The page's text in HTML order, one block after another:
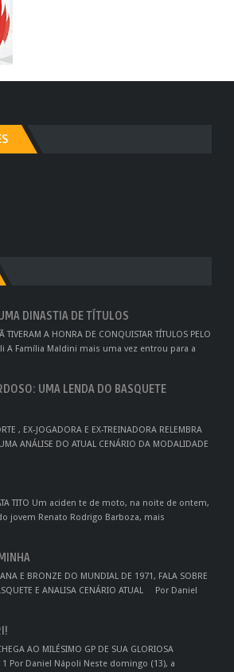
DINASTIA DE TÍTULOS
TIVERAM A HONRA DE CONQUISTAR TÍTULOS PELO
A Família Maldini mais uma vez entrou para a
UMA LENDA DO BASQUETE
, EX-JOGADORA E EX-TREINADORA RELEMBRA
ANÁLISE DO ATUAL CENÁRIO DA MODALIDADE
TITO Um aciden te de moto, na noite de ontem,
jovem Renato Rodrigo Barboza, mais
E BRONZE DO MUNDIAL DE 1971, FALA SOBRE
E ANALISA CENÁRIO ATUAL Por Daniel
AO MILÉSIMO GP DE SUA GLORIOSA
1 Por Daniel Nápoli Neste domingo (13), a